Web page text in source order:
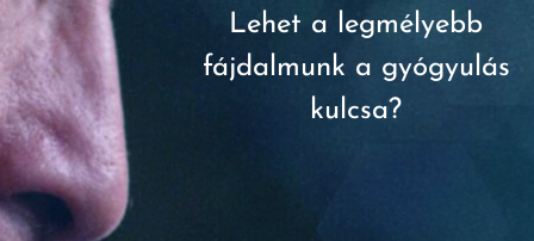
Lehet a legmélyebb
fájdalmunk a gyógyulás
kulcsa?